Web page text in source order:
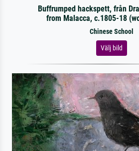
Buffrumped hackspett, från
from Malacca, c.1805-18
Chinese School
Välj bild